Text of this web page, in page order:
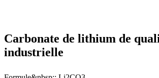
Carbonate de lithium de
industrielle